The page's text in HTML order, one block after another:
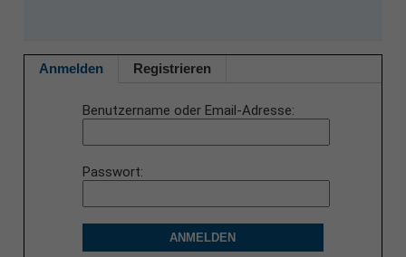
Anmelden Registrieren
Benutzername oder Email-Adresse
Passwort
ANMELDEN